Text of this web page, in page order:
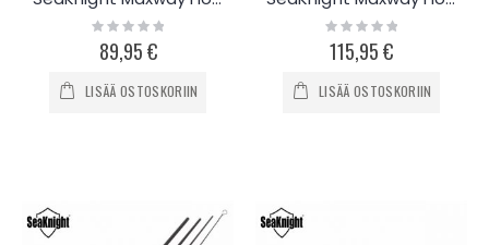
Rating:
0%
89,95 €
LISÄÄ OSTOSKORIIN
Rating:
0%
115,95 €
LISÄÄ OSTOSKORIIN